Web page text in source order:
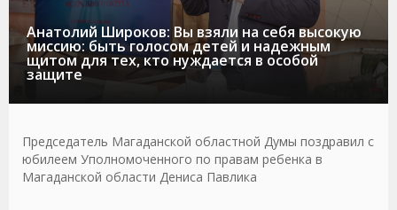
Анатолий Широков: Вы взяли на себя высокую
миссию: быть голосом детей и надежным
щитом для тех, кто нуждается в особой
защите
Председатель Магаданской областной Думы поздравил с
юбилеем Уполномоченного по правам ребенка в
Магаданской области Дениса Павлика